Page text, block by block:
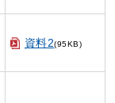
資料2(95KB)